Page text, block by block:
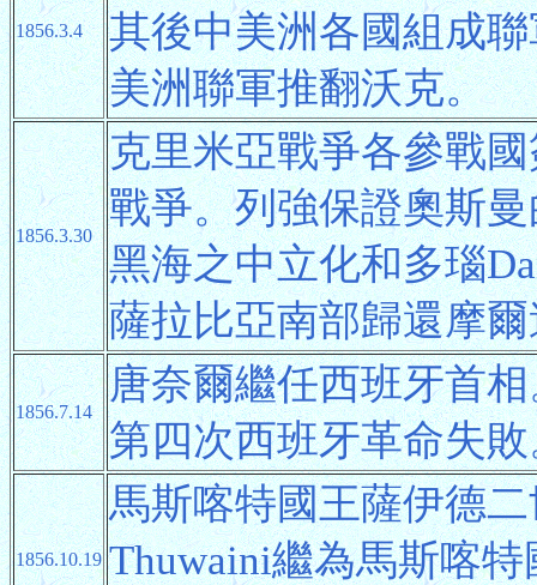
1856.3.4
其後中美洲各國組成
美洲聯軍推翻沃克。
1856.3.30
克里米亞戰爭各參戰
戰爭。列強保證奧斯
黑海之中立化和多瑙
薩拉比亞南部歸還摩
1856.7.14
唐奈爾繼任西班牙首
第四次西班牙革命失
1856.10.19
馬斯喀特國王薩伊德
Thuwaini繼為馬斯喀